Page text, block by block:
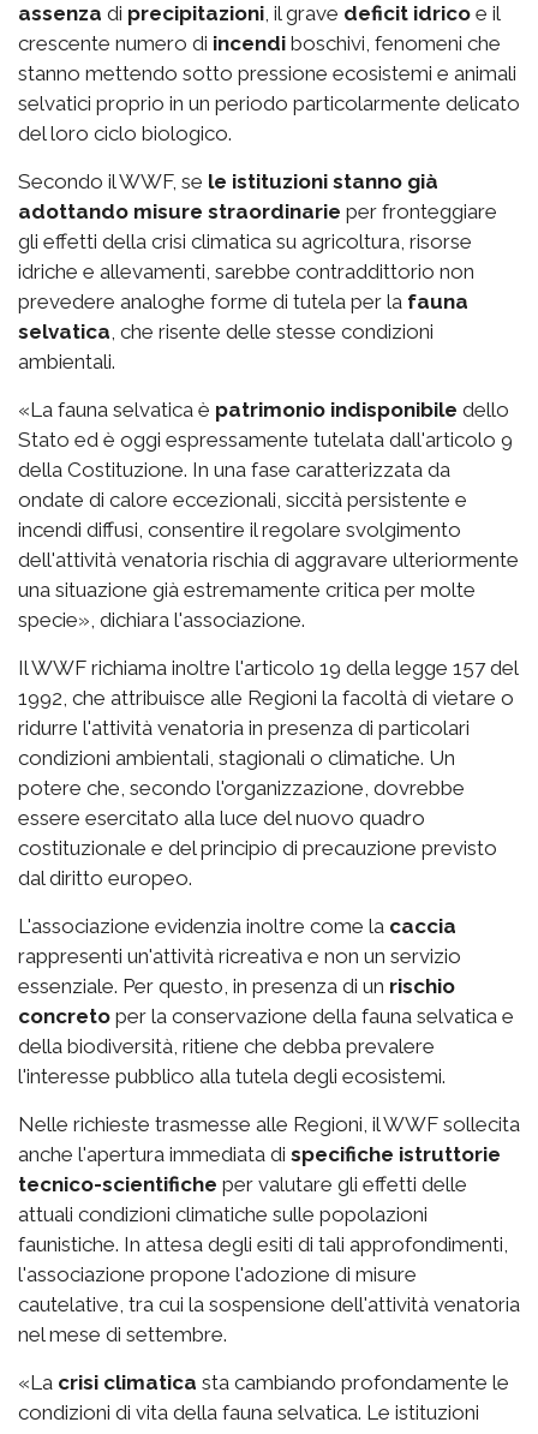
assenza di precipitazioni, il grave deficit idrico e il
crescente numero di incendi boschivi, fenomeni che
stanno mettendo sotto pressione ecosistemi e animali
selvatici proprio in un periodo particolarmente delicato
del loro ciclo biologico.
Secondo il WWF, se le istituzioni stanno già
adottando misure straordinarie per fronteggiare
gli effetti della crisi climatica su agricoltura, risorse
idriche e allevamenti, sarebbe contraddittorio non
prevedere analoghe forme di tutela per la fauna
selvatica, che risente delle stesse condizioni
ambientali.
«La fauna selvatica è patrimonio indisponibile dello
Stato ed è oggi espressamente tutelata dall'articolo 9
della Costituzione. In una fase caratterizzata da
ondate di calore eccezionali, siccità persistente e
incendi diffusi, consentire il regolare svolgimento
dell'attività venatoria rischia di aggravare ulteriormente
una situazione già estremamente critica per molte
specie», dichiara l'associazione.
Il WWF richiama inoltre l'articolo 19 della legge 157 del
1992, che attribuisce alle Regioni la facoltà di vietare o
ridurre l'attività venatoria in presenza di particolari
condizioni ambientali, stagionali o climatiche. Un
potere che, secondo l'organizzazione, dovrebbe
essere esercitato alla luce del nuovo quadro
costituzionale e del principio di precauzione previsto
dal diritto europeo.
L'associazione evidenzia inoltre come la caccia
rappresenti un'attività ricreativa e non un servizio
essenziale. Per questo, in presenza di un rischio
concreto per la conservazione della fauna selvatica e
della biodiversità, ritiene che debba prevalere
l'interesse pubblico alla tutela degli ecosistemi.
Nelle richieste trasmesse alle Regioni, il WWF sollecita
anche l'apertura immediata di specifiche istruttorie
tecnico-scientifiche per valutare gli effetti delle
attuali condizioni climatiche sulle popolazioni
faunistiche. In attesa degli esiti di tali approfondimenti,
l'associazione propone l'adozione di misure
cautelative, tra cui la sospensione dell'attività venatoria
nel mese di settembre.
«La crisi climatica sta cambiando profondamente le
condizioni di vita della fauna selvatica. Le istituzioni